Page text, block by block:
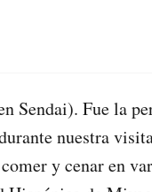
Sendai). Fue la
nuestra
y cenar en